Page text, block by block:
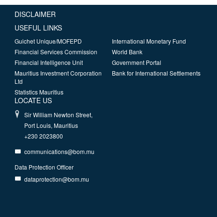
DISCLAIMER
USEFUL LINKS
Guichet Unique/MOFEPD
Financial Services Commission
Financial Intelligence Unit
Mauritius Investment Corporation
Ltd
Statistics Mauritius
International Monetary Fund
World Bank
Government Portal
Bank for International Settlements
LOCATE US
Sir William Newton Street,
Port Louis, Mauritius
+230 2023800
communications@bom.mu
Data Protection Officer
dataprotection@bom.mu